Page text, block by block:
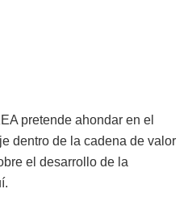
pretende ahondar en el
dentro de la cadena de valor
el desarrollo de la